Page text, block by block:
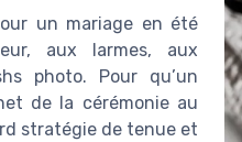
un mariage en été
aux larmes, aux
photo. Pour qu’un
de la cérémonie au
stratégie de tenue et